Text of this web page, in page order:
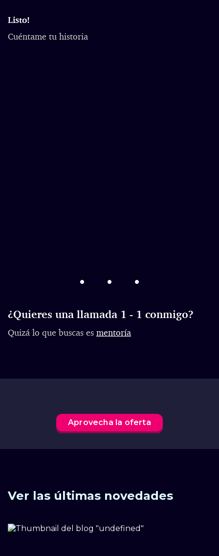
Listo!
Cuéntame tu historia
¿Quieres una llamada 1 - 1 conmigo?
Quizá lo que buscas es mentoría
Aprovecha la oferta
Ver las últimas novedades